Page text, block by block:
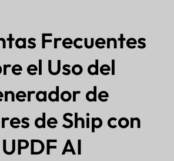
Frecuentes
el Uso del
de
de Ship con
UPDF AI